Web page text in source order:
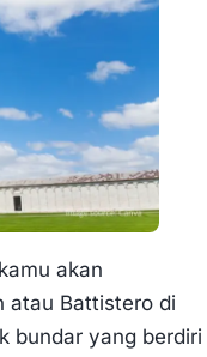
akan
atau Battistero di
bundar yang berdiri